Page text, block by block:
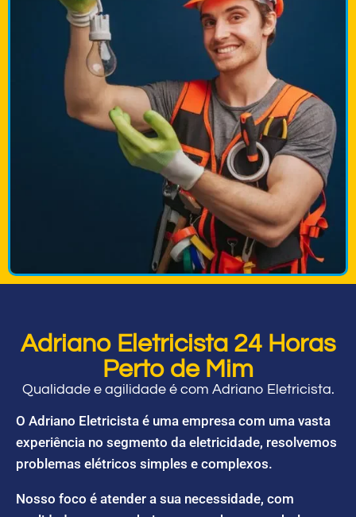
Adriano Eletricista 24 Horas
Perto de Mim
Qualidade e agilidade é com Adriano Eletricista.
O Adriano Eletricista é uma empresa com uma vasta
experiência no segmento da eletricidade, resolvemos
problemas elétricos simples e complexos.
Nosso foco é atender a sua necessidade, com